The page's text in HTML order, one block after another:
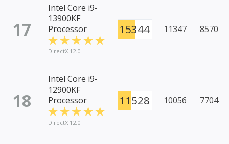
17
Intel Core i9-
13900KF
Processor
DirectX 12.0
15344 11347 8570
18
Intel Core i9-
12900KF
Processor
DirectX 12.0
11528 10056 7704